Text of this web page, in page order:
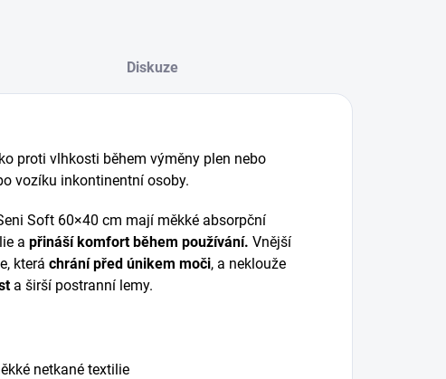
Diskuze
proti vlhkosti během výměny plen nebo
vozíku inkontinentní osoby.
Soft 60×40 cm mají měkké absorpční
a přináší komfort během používání. Vnější
která chrání před únikem moči, a neklouže
a širší postranní lemy.
netkané textilie